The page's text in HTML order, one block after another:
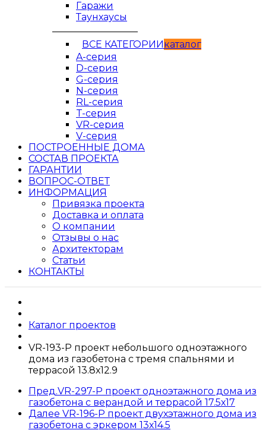
Гаражи
Таунхаусы
ВСЕ КАТЕГОРИИкaтaлог
A-серия
D-серия
G-серия
N-серия
RL-серия
T-серия
VR-серия
V-серия
ПОСТРОЕННЫЕ ДОМА
СОСТАВ ПРОЕКТА
ГАРАНТИИ
ВОПРОС-ОТВЕТ
ИНФОРМАЦИЯ
Привязка проекта
Доставка и оплата
О компании
Отзывы о нас
Архитекторам
Статьи
КОНТАКТЫ
Каталог проектов
VR-193-P проект небольшого одноэтажного
дома из газобетона с тремя спальнями и
террасой 13.8х12.9
Пред.VR-297-P проект одноэтажного дома из
газобетона с верандой и террасой 17.5х17
Далее VR-196-P проект двухэтажного дома из
газобетона с эркером 13х14.5